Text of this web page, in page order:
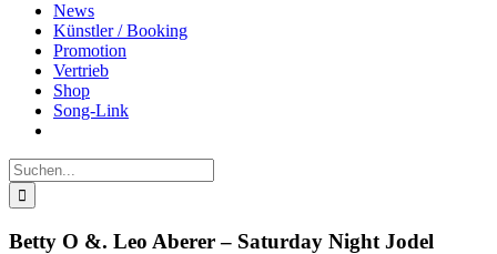
News
Künstler / Booking
Promotion
Vertrieb
Shop
Song-Link
Suche
nach:
Betty O &. Leo Aberer – Saturday Night Jodel